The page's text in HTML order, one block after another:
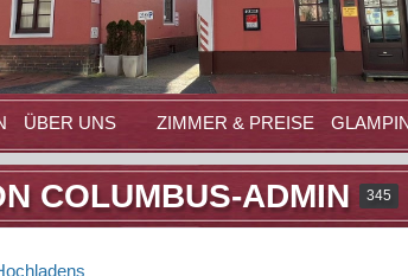
ÜBER UNS ZIMMER & PREISE
COLUMBUS-ADMIN 345